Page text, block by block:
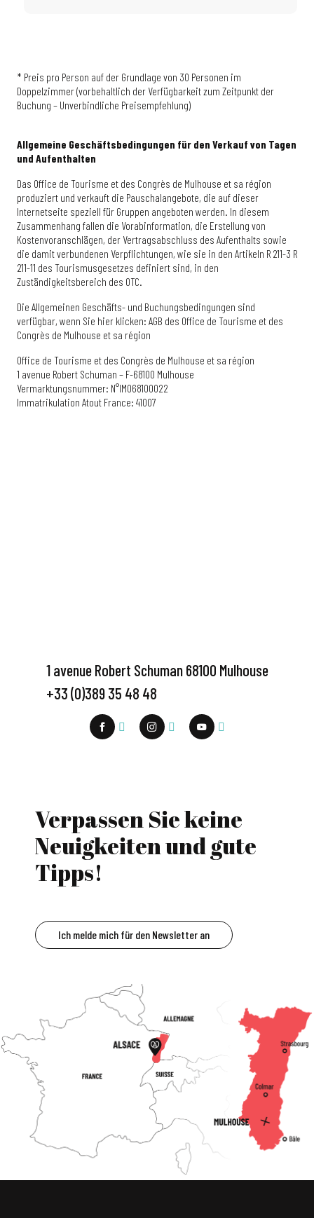
* Preis pro Person auf der Grundlage von 30 Personen im
Doppelzimmer (vorbehaltlich der Verfügbarkeit zum Zeitpunkt der
Buchung – Unverbindliche Preisempfehlung)
Allgemeine Geschäftsbedingungen für den Verkauf von Tagen
und Aufenthalten
Das Office de Tourisme et des Congrès de Mulhouse et sa région
produziert und verkauft die Pauschalangebote, die auf dieser
Internetseite speziell für Gruppen angeboten werden. In diesem
Zusammenhang fallen die Vorabinformation, die Erstellung von
Kostenvoranschlägen, der Vertragsabschluss des Aufenthalts sowie
die damit verbundenen Verpflichtungen, wie sie in den Artikeln R 211-3 R
211-11 des Tourismusgesetzes definiert sind, in den
Zuständigkeitsbereich des OTC.
Die Allgemeinen Geschäfts- und Buchungsbedingungen sind
verfügbar, wenn Sie hier klicken: AGB des Office de Tourisme et des
Congrès de Mulhouse et sa région
Office de Tourisme et des Congrès de Mulhouse et sa région
1 avenue Robert Schuman – F-68100 Mulhouse
Vermarktungsnummer: N°IM068100022
Immatrikulation Atout France: 41007
1 avenue Robert Schuman 68100 Mulhouse
+33 (0)389 35 48 48
Verpassen Sie keine
Neuigkeiten und gute
Tipps!
Ich melde mich für den Newsletter an